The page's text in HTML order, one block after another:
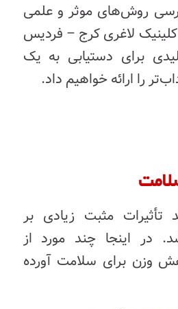
روش‌های موثر و علمی
لاغری کرج – فردیس
برای دستیابی به یک
را ارائه خواهیم داد.
تأثیرات مثبت زیادی بر
در اینجا چند مورد از
وزن برای سلامت آورده